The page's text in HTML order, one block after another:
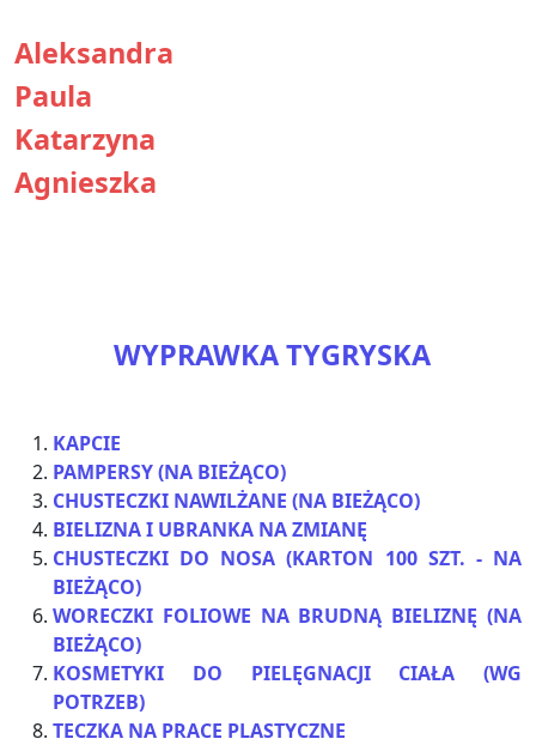
Aleksandra
Paula
Katarzyna
Agnieszka
WYPRAWKA TYGRYSKA
KAPCIE
PAMPERSY (NA BIEŻĄCO)
CHUSTECZKI NAWILŻANE (NA BIEŻĄCO)
BIELIZNA I UBRANKA NA ZMIANĘ
CHUSTECZKI DO NOSA (KARTON 100 SZT. - NA
BIEŻĄCO)
WORECZKI FOLIOWE NA BRUDNĄ BIELIZNĘ (NA
BIEŻĄCO)
KOSMETYKI DO PIELĘGNACJI CIAŁA (WG
POTRZEB)
TECZKA NA PRACE PLASTYCZNE